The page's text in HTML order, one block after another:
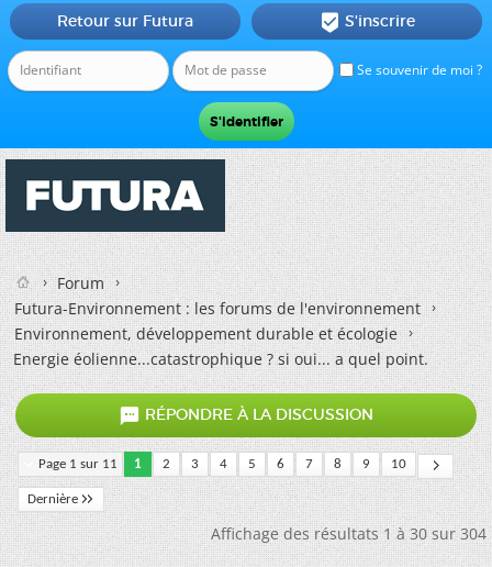
Se souvenir de moi ?
Retour sur Futura  S'inscrire
Forum
Futura-Environnement : les forums de l'environnement
Environnement, développement durable et écologie
Energie éolienne...catastrophique ? si oui... a quel point.
 RÉPONDRE À LA DISCUSSION
Page 1 sur 11 1 2 3 4 5 6 7 8 9 10
Dernière
Affichage des résultats 1 à 30 sur 304